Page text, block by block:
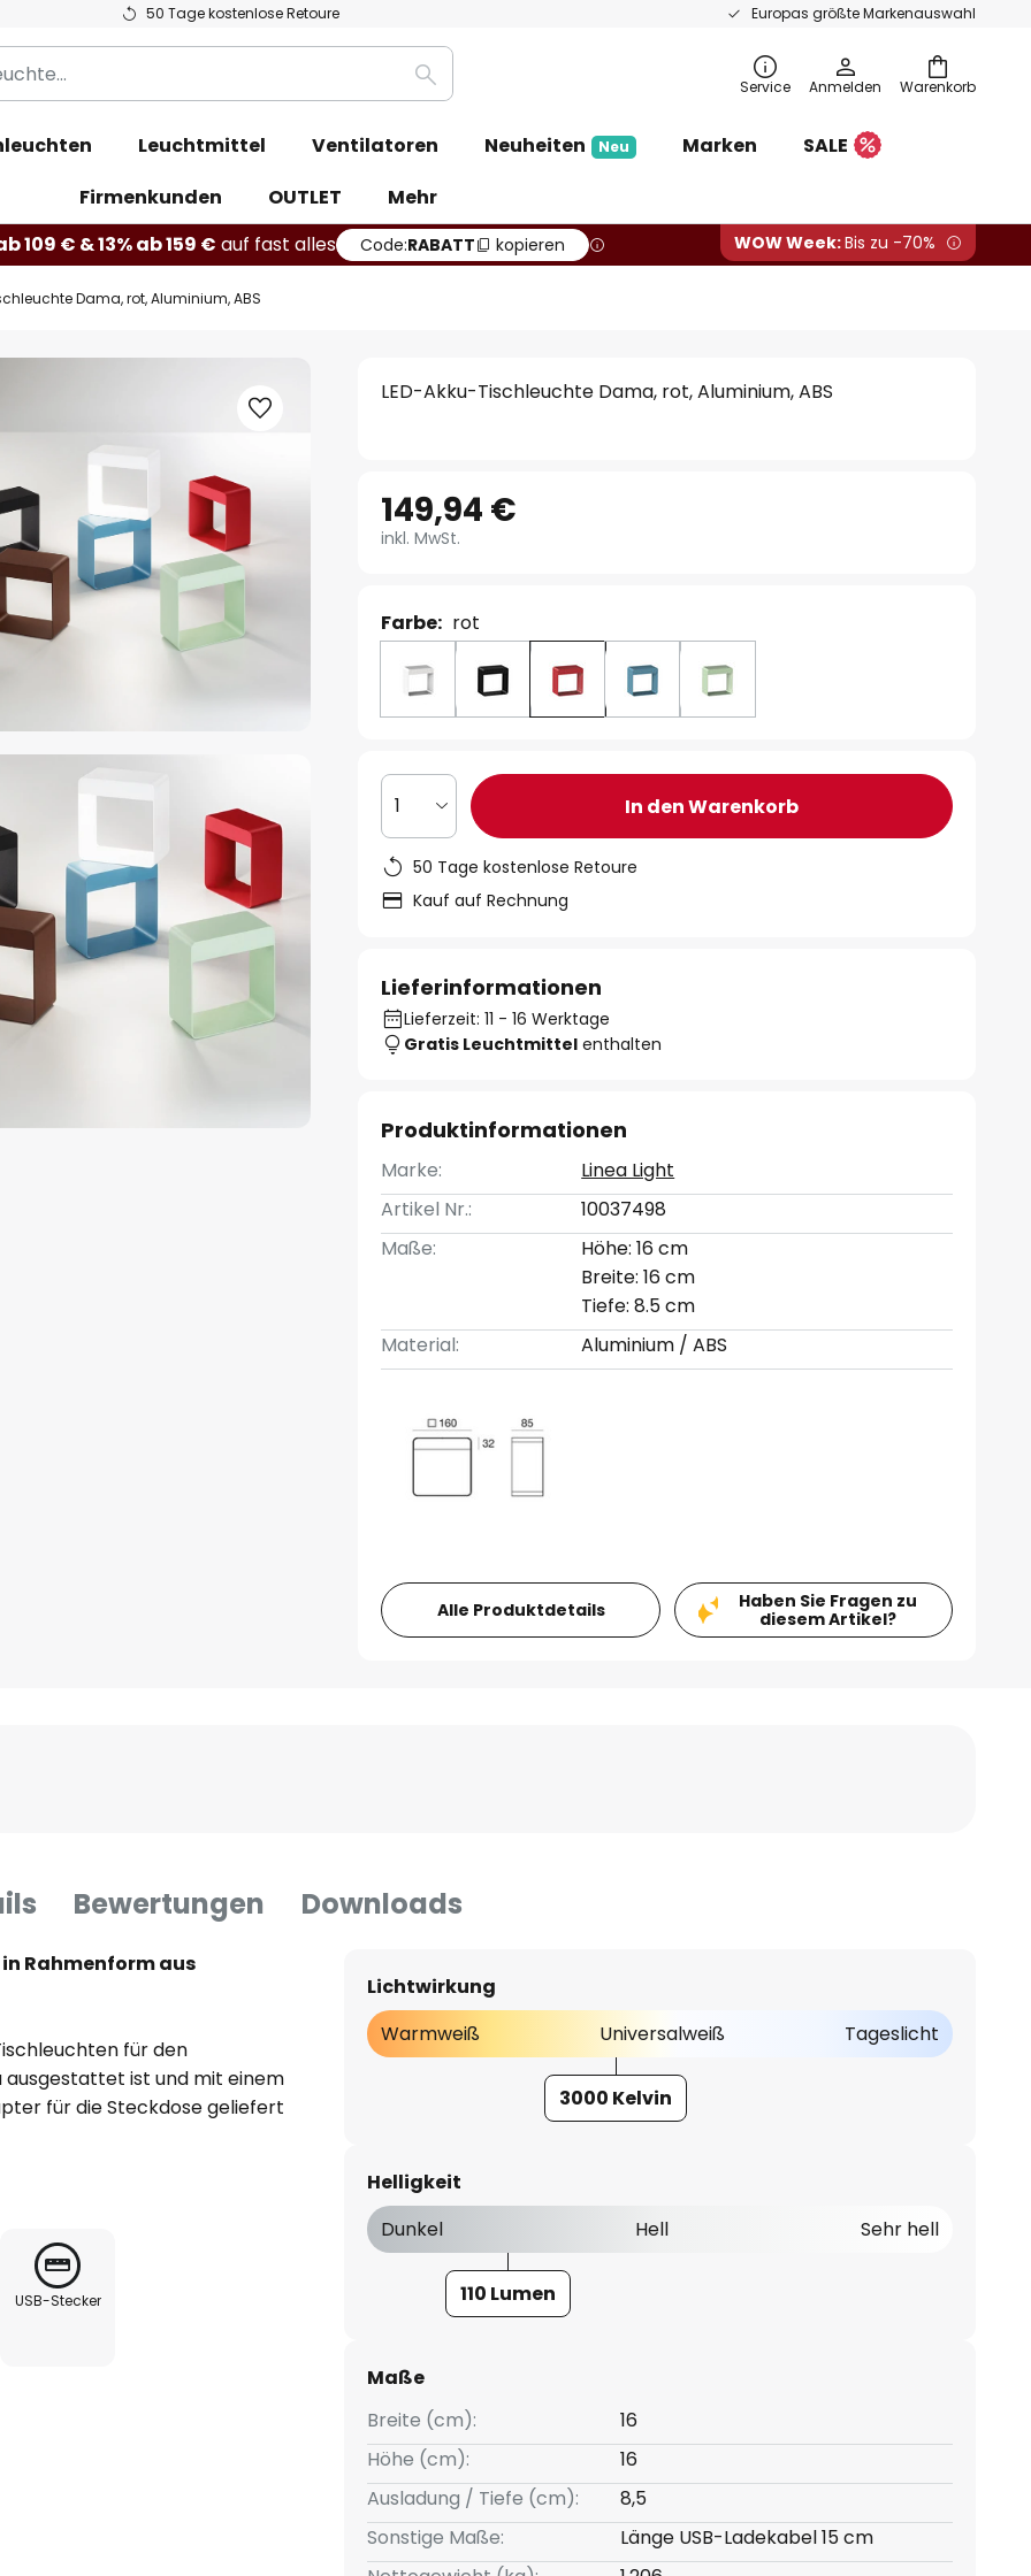
50 Tage kostenlose Retoure Europas größte Markenauswahl
Warenkorb
Suche Service Anmelden
Leuchtmittel Ventilatoren Neuheiten Neu Marken
SALE
Firmenkunden
OUTLET
Mehr
109 € & 13% ab 159 € auf fast alles Code:RABATT kopieren WOW Week:Bis zu -70%
Dama, rot, Aluminium, ABS
LED-Akku-Tischleuchte Dama, rot, Aluminium, ABS
149,94 €
inkl. MwSt.
Farbe: rot
1 In den Warenkorb
50 Tage kostenlose Retoure
Kauf auf Rechnung
Lieferinformationen
Lieferzeit: 11 - 16 Werktage
Gratis Leuchtmittel enthalten
Produktinformationen
Marke:
Linea Light
Artikel Nr.:
10037498
Maße:
Höhe: 16 cm
Breite: 16 cm
Tiefe: 8.5 cm
Material:
Aluminium / ABS
Alle Produktdetails
Haben Sie Fragen zu
diesem Artikel?
Bewertungen Downloads
Rahmenform aus
für den
ausgestattet ist und mit einem
für die Steckdose geliefert
Adapter für 230 V)
USB-Stecker
Lichtwirkung
Warmweiß
Universalweiß Tageslicht
3000 Kelvin
Helligkeit
Dunkel
Hell Sehr hell
110 Lumen
Maße
Breite (cm):
16
Höhe (cm):
16
Ausladung / Tiefe (cm):
8,5
Sonstige Maße:
Länge USB-Ladekabel 15 cm